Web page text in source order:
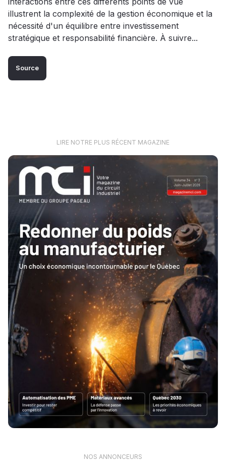
illustrent la complexité de la gestion économique et la
nécessité d'un équilibre entre investissement
stratégique et responsabilité financière. À suivre...
Source
LIRE NOTRE PLUS RÉCENT MAGAZINE
NOS ANNONCEURS